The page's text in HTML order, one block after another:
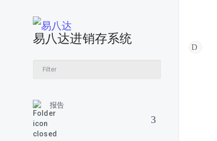
易八达进销存系统
报告